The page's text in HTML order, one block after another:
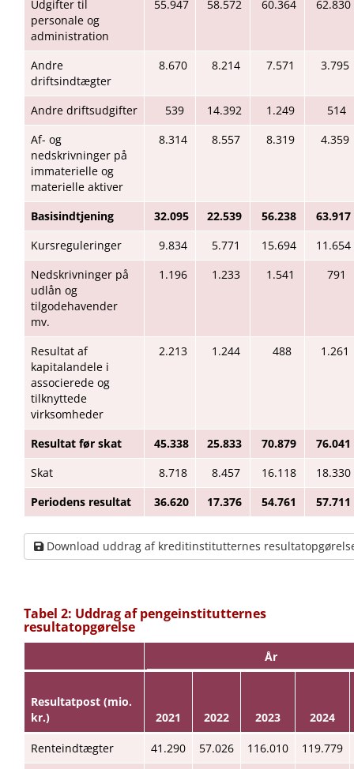
Udgifter til
personale og
administration
55.947 58.572 60.364 62.830
Andre
driftsindtægter
8.670 8.214 7.571 3.795
Andre driftsudgifter 539 14.392 1.249
514
Af- og
nedskrivninger på
immaterielle og
materielle aktiver
8.314 8.557 8.319 4.359
Basisindtjening 32.095 22.539 56.238
63.917
Kursreguleringer
9.834 5.771 15.694
11.654
Nedskrivninger på
udlån og
tilgodehavender
mv.
1.196 1.233 1.541 791
Resultat af
kapitalandele i
associerede og
tilknyttede
virksomheder
2.213 1.244 488 1.261
Resultat før skat 45.338 25.833 70.879
76.041
Skat
8.718 8.457 16.118
18.330
Periodens resultat
36.620 17.376 54.761 57.711
Download uddrag af kreditinstitutternes
Tabel 2: Uddrag af pengeinstitutternes
resultatopgørelse
År
Resultatpost (mio.
kr.)
2021 2022 2023 2024
Renteindtægter 41.290 57.026 116.010
119.779